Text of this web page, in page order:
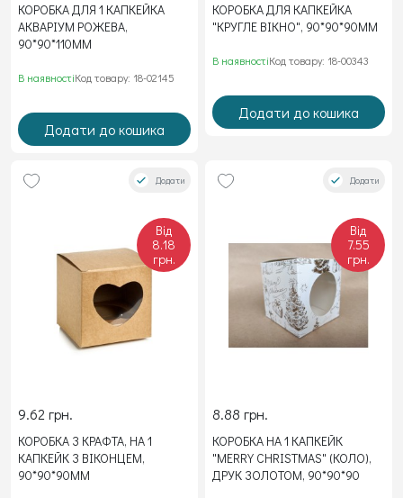
КОРОБКА ДЛЯ 1 КАПКЕЙКА
АКВАРІУМ РОЖЕВА,
90*90*110ММ
В наявностіКод товару: 18-02145
Додати до кошика
КОРОБКА ДЛЯ КАПКЕЙКА
"КРУГЛЕ ВІКНО", 90*90*90ММ
В наявностіКод товару: 18-00343
Додати до кошика
Додати
Від
8.18
грн.
9.62 грн.
КОРОБКА З КРАФТА, НА 1
КАПКЕЙК З ВІКОНЦЕМ,
90*90*90ММ
Додати
Від
7.55
грн.
8.88 грн.
КОРОБКА НА 1 КАПКЕЙК
"MERRY CHRISTMAS" (КОЛО),
ДРУК ЗОЛОТОМ, 90*90*90